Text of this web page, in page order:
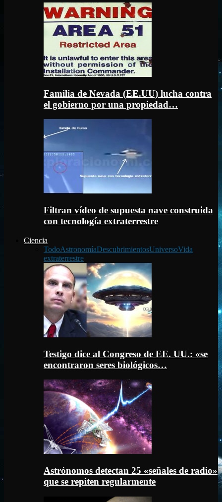
Familia de Nevada (EE.UU) lucha contra
el gobierno por una propiedad…
Filtran vídeo de supuesta nave construida
con tecnología extraterrestre
Ciencia
TodoAstronomíaDescubrimientosUniversoVida
extraterrestre
Testigo dice al Congreso de EE. UU.: «se
encontraron seres biológicos…
Astrónomos detectan 25 «señales de radio»
que se repiten regularmente